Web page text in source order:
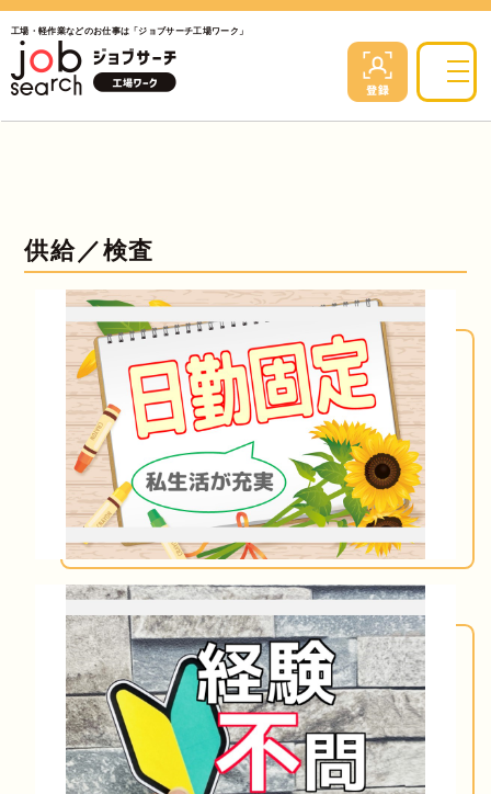
工場・軽作業などのお仕事は「ジョブサーチ工場ワーク」
供給／検査